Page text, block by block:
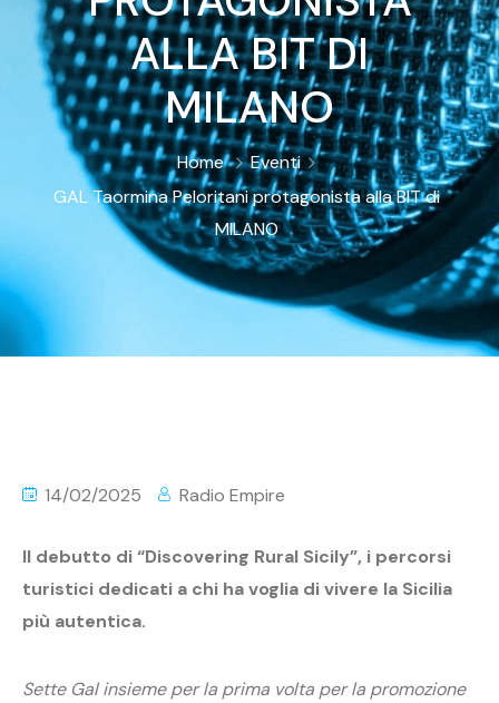
ALLA BIT DI
MILANO
Home
Eventi
GAL Taormina Peloritani protagonista alla BIT di
MILANO
14/02/2025 Radio Empire
Il debutto di “Discovering Rural Sicily”, i percorsi
turistici dedicati a chi ha voglia di vivere la Sicilia
più autentica.
Sette Gal insieme per la prima volta per la promozione